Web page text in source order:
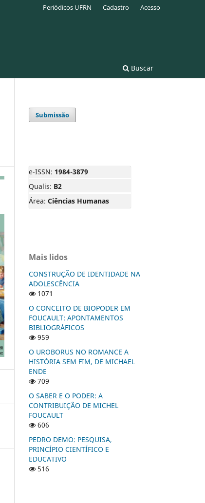
Buscar
Periódicos UFRN Cadastro Acesso
Submissão
e-ISSN: 1984-3879
Qualis: B2
Área: Ciências Humanas
Mais lidos
CONSTRUÇÃO DE IDENTIDADE NA
ADOLESCÊNCIA
1071
O CONCEITO DE BIOPODER EM
FOUCAULT: APONTAMENTOS
BIBLIOGRÁFICOS
959
O UROBORUS NO ROMANCE A
HISTÓRIA SEM FIM, DE MICHAEL
ENDE
709
O SABER E O PODER: A
CONTRIBUIÇÃO DE MICHEL
FOUCAULT
606
PEDRO DEMO: PESQUISA,
PRINCÍPIO CIENTÍFICO E
EDUCATIVO
516